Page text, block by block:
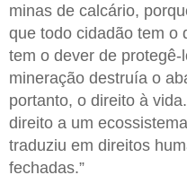
minas de calcário,
que todo cidadão tem o
tem o dever de
mineração destruía o
portanto, o direito à
direito a um
traduziu em direitos
fechadas.”